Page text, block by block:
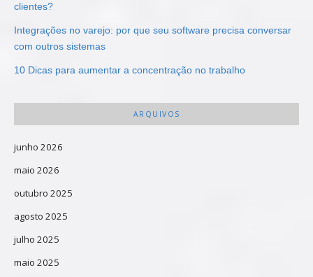
clientes?
Integrações no varejo: por que seu software precisa conversar
com outros sistemas
10 Dicas para aumentar a concentração no trabalho
ARQUIVOS
junho 2026
maio 2026
outubro 2025
agosto 2025
julho 2025
maio 2025